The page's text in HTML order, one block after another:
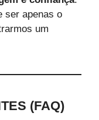
ser apenas o
um
(FAQ)